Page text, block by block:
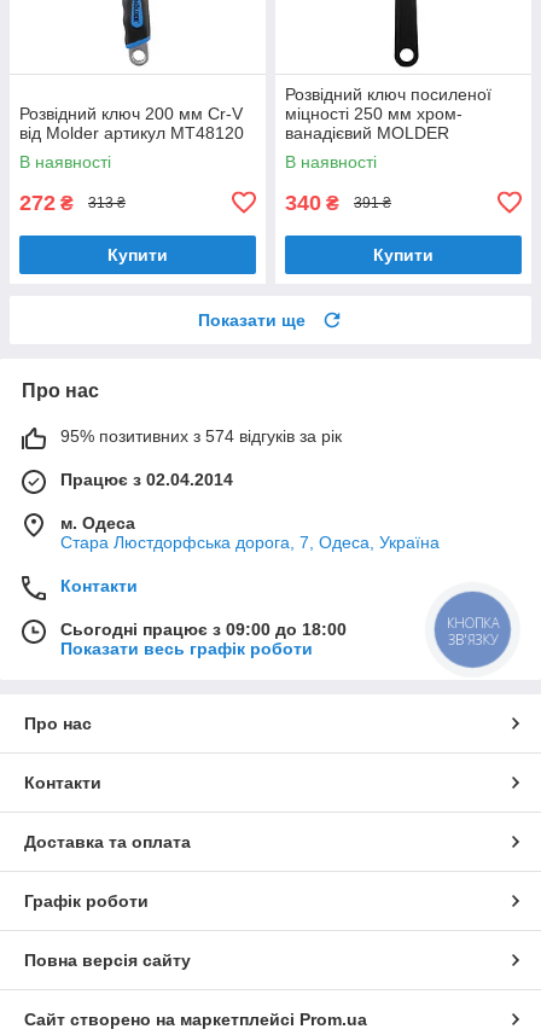
Розвідний ключ 200 мм Cr-V
від Molder артикул MT48120
В наявності
272 ₴ 313 ₴
Купити
Розвідний ключ посиленої
міцності 250 мм хром-
ванадієвий MOLDER
(MT48025)
В наявності
340 ₴ 391 ₴
Купити
Показати ще
Про нас
95% позитивних з 574 відгуків за рік
Працює з 02.04.2014
м. Одеса
Стара Люстдорфська дорога, 7, Одеса, Україна
Контакти
Сьогодні працює з 09:00 до 18:00
Показати весь графік роботи
Про нас
Контакти
Доставка та оплата
Графік роботи
Повна версія сайту
Сайт створено на маркетплейсі Prom.ua
КНОПКА
ЗВ'ЯЗКУ